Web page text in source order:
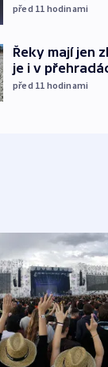
před 11 hodinami
Řeky mají jen
je i v
před 11 hodinami